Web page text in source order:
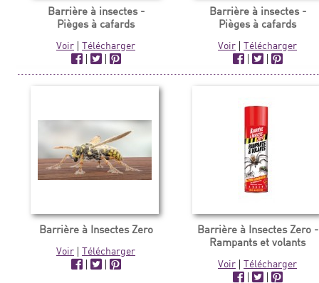
Barrière à insectes -
Pièges à cafards
Voir |Télécharger
|
|
Barrière à insectes -
Pièges à cafards
Voir |Télécharger
|
|
Barrière à Insectes Zero
Voir |Télécharger
|
|
Barrière à Insectes Zero -
Rampants et volants
Voir |Télécharger
|
|